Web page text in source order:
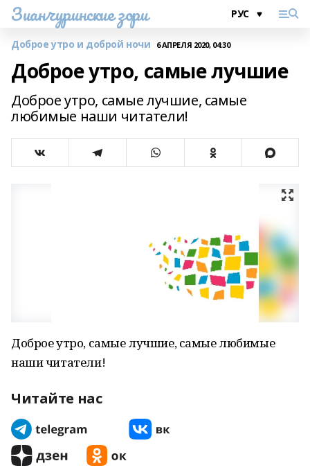
Зианчуринские зори
Доброе утро и доброй ночи 6 АПРЕЛЯ 2020, 04:30
Доброе утро, самые лучшие
Доброе утро, самые лучшие, самые
любимые наши читатели!
Доброе утро, самые лучшие, самые любимые
наши читатели!
Читайте нас